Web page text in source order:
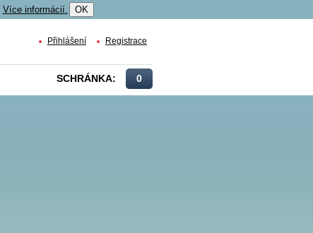
Více informácií. OK
Přihlášení Registrace
SCHRÁNKA: 0